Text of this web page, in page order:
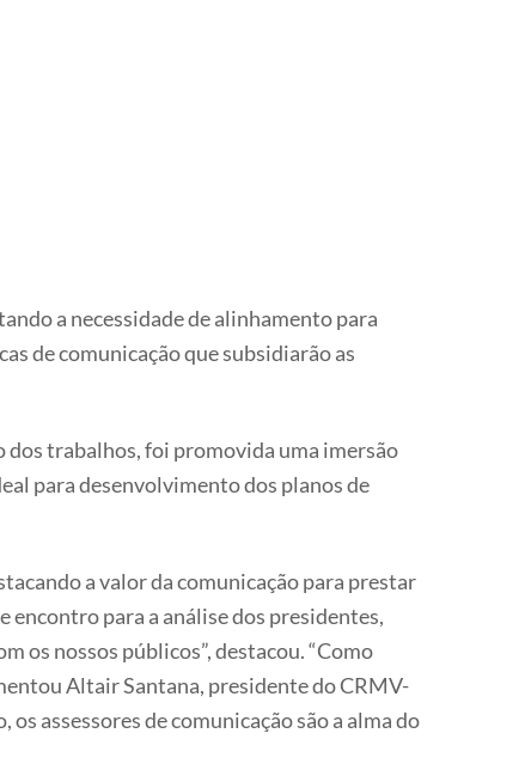
a necessidade de alinhamento para
de comunicação que subsidiarão as
dos trabalhos, foi promovida uma imersão
para desenvolvimento dos planos de
a valor da comunicação para prestar
encontro para a análise dos presidentes,
os nossos públicos”, destacou. “Como
Altair Santana, presidente do CRMV-
assessores de comunicação são a alma do